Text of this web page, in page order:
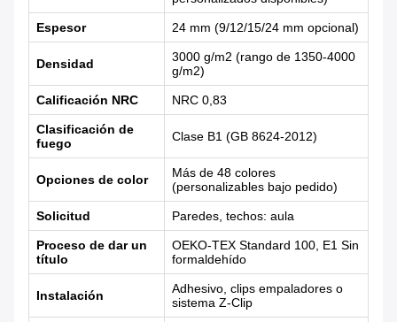
Espesor 24 mm (9/12/15/24 mm opcional)
Densidad
3000 g/m2 (rango de 1350-4000
g/m2)
Calificación NRC NRC 0,83
Clasificación de
fuego
Clase B1 (GB 8624-2012)
Opciones de color
Más de 48 colores
(personalizables bajo pedido)
Solicitud Paredes, techos: aula
Proceso de dar un
título
OEKO-TEX Standard 100, E1 Sin
formaldehído
Instalación
Adhesivo, clips empaladores o
sistema Z-Clip